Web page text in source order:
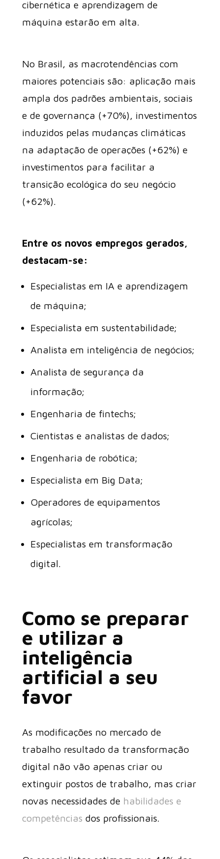
cibernética e aprendizagem de
máquina estarão em alta.
No Brasil, as macrotendências com
maiores potenciais são: aplicação mais
ampla dos padrões ambientais, sociais
e de governança (+70%), investimentos
induzidos pelas mudanças climáticas
na adaptação de operações (+62%) e
investimentos para facilitar a
transição ecológica do seu negócio
(+62%).
Entre os novos empregos gerados,
destacam-se:
Especialistas em IA e aprendizagem
de máquina;
Especialista em sustentabilidade;
Analista em inteligência de negócios;
Analista de segurança da
informação;
Engenharia de fintechs;
Cientistas e analistas de dados;
Engenharia de robótica;
Especialista em Big Data;
Operadores de equipamentos
agrícolas;
Especialistas em transformação
digital.
Como se preparar
e utilizar a
inteligência
artificial a seu
favor
As modificações no mercado de
trabalho resultado da transformação
digital não vão apenas criar ou
extinguir postos de trabalho, mas criar
novas necessidades de habilidades e
competências dos profissionais.